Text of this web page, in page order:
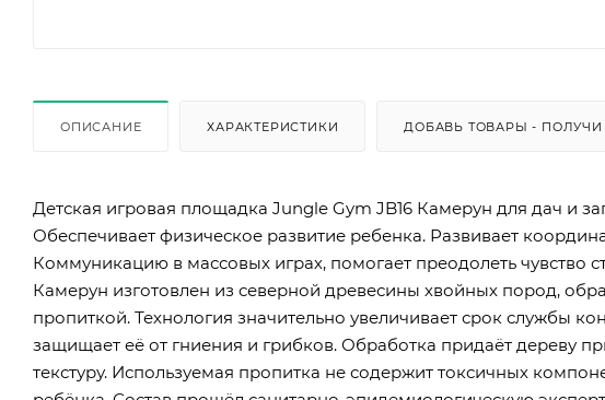
ОПИСАНИЕ ХАРАКТЕРИСТИКИ ДОБАВЬ ТОВАРЫ -
Детская игровая площадка Jungle Gym JB16 Камерун для дач и
Обеспечивает физическое развитие ребенка. Развивает
Коммуникацию в массовых играх, помогает преодолеть чувство
Камерун изготовлен из северной древесины хвойных пород,
пропиткой. Технология значительно увеличивает срок службы
защищает её от гниения и грибков. Обработка придаёт дереву
текстуру. Используемая пропитка не содержит токсичных